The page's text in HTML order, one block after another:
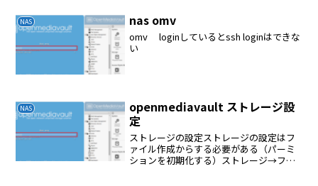
NAS nas omv
omv loginしているとssh loginはできな
い
NAS
openmediavault ストレージ設
定
ストレージの設定ストレージの設定はフ
ァイル作成からする必要がある（パーミ
ションを初期化する）ストレージ→ファ